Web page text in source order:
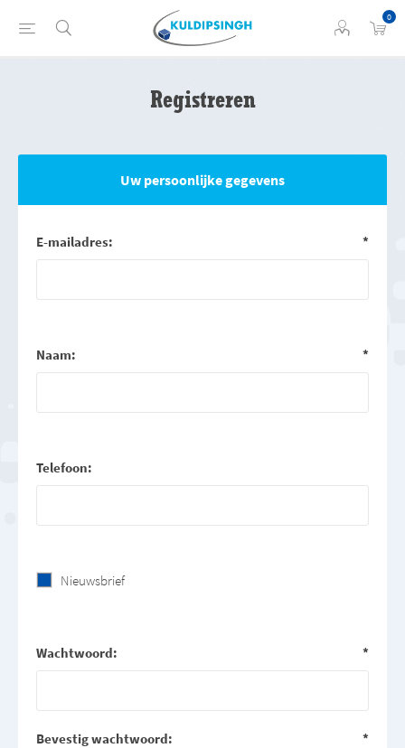
0
Registreren
Uw persoonlijke gegevens
E-mailadres: *
Naam: *
Telefoon:
Nieuwsbrief
Wachtwoord: *
Bevestig wachtwoord: *